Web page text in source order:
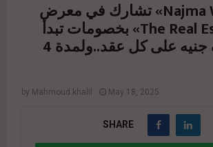
شركة «Najma Walk» تشارك في معرض
«The Real Estate Expo» بخصومات تبدأ
من 500 ألف جنيه على كل عقد..ولمدة 4
by Mahmoud khalil May 18, 2025
SHARE